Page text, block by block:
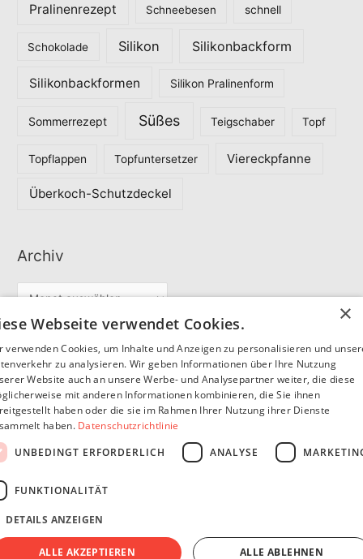
Pralinenrezept Schneebesen schnell
Schokolade Silikon Silikonbackform
Silikonbackformen Silikon Pralinenform
Sommerrezept Süßes Teigschaber Topf
Topflappen Topfuntersetzer Viereckpfanne
Überkoch-Schutzdeckel
Archiv
i
v
Partner
SommerSEO
Copyright © 2026
Impressum Datenschutzerklärung
×
Webseite verwendet Cookies.
verwenden Cookies, um Inhalte und Anzeigen zu personalisieren und
zu analysieren. Wir geben Informationen über Ihre Nutzung
Website auch an unsere Werbe- und Analysepartner weiter, die diese
mit anderen Informationen kombinieren, die Sie ihnen
haben oder die sie im Rahmen Ihrer Nutzung ihrer Dienste
haben. Datenschutzrichtlinie
UNBEDINGT ERFORDERLICH
ANALYSE
FUNKTIONALITÄT
DETAILS ANZEIGEN
ALLE AKZEPTIEREN ALLE ABLEHNEN